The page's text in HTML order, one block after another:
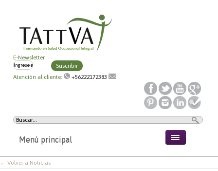
E-Newsletter
Suscribir
Atención al cliente:
+56222172383
Menú principal
← Volver a Noticias